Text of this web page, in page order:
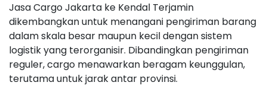
Jasa Cargo Jakarta ke Kendal Terjamin
dikembangkan untuk menangani pengiriman barang
dalam skala besar maupun kecil dengan sistem
logistik yang terorganisir. Dibandingkan pengiriman
reguler, cargo menawarkan beragam keunggulan,
terutama untuk jarak antar provinsi.